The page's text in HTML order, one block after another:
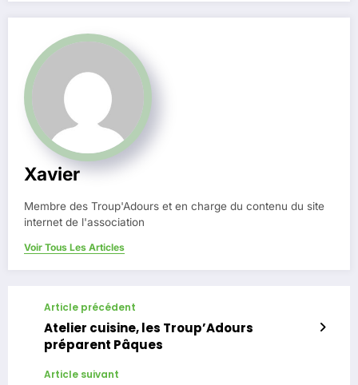
Xavier
Membre des Troup'Adours et en charge du contenu du site
internet de l'association
Voir Tous Les Articles
Article précédent
Atelier cuisine, les Troup’Adours
préparent Pâques
Article suivant